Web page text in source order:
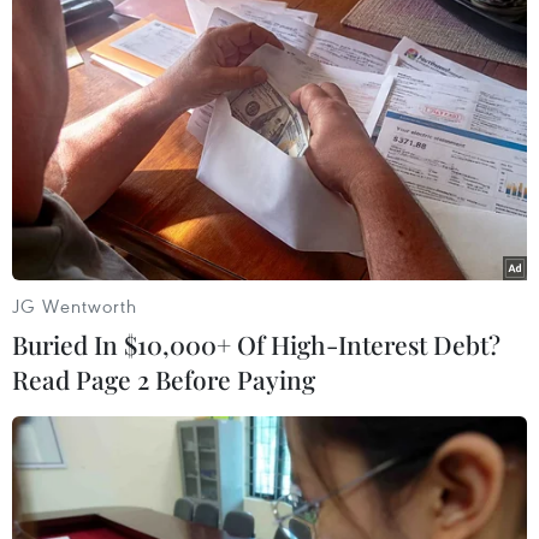
(TTXVN/Vietnam+)
#Hồ Linh Quang #Cải tạo hồ
#hạ tầng kỹ thuật
#Giải phóng mặt bằng
#phường Văn Chương
TP. Hà Nội
JG Wentworth
Buried In $10,000+ Of High-Interest Debt?
Read Page 2 Before Paying